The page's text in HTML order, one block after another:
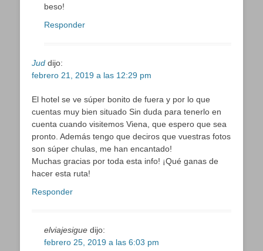
beso!
Responder
Jud dijo:
febrero 21, 2019 a las 12:29 pm
El hotel se ve súper bonito de fuera y por lo que
cuentas muy bien situado Sin duda para tenerlo en
cuenta cuando visitemos Viena, que espero que sea
pronto. Además tengo que deciros que vuestras fotos
son súper chulas, me han encantado!
Muchas gracias por toda esta info! ¡Qué ganas de
hacer esta ruta!
Responder
elviajesigue dijo:
febrero 25, 2019 a las 6:03 pm